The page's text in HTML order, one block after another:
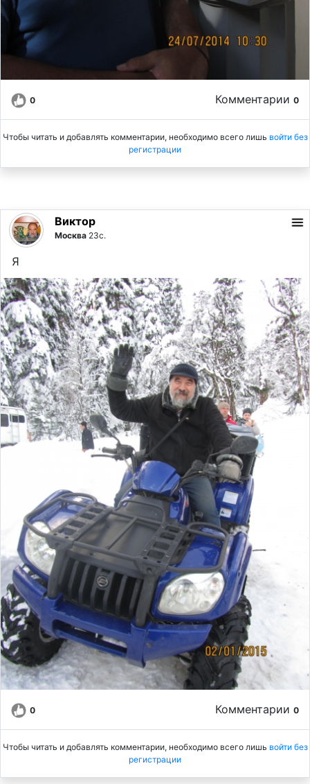
0 Комментарии 0
Чтобы читать и добавлять комментарии, необходимо всего лишь войти без
регистрации
Виктор
Москва 23с.
Я
0 Комментарии 0
Чтобы читать и добавлять комментарии, необходимо всего лишь войти без
регистрации